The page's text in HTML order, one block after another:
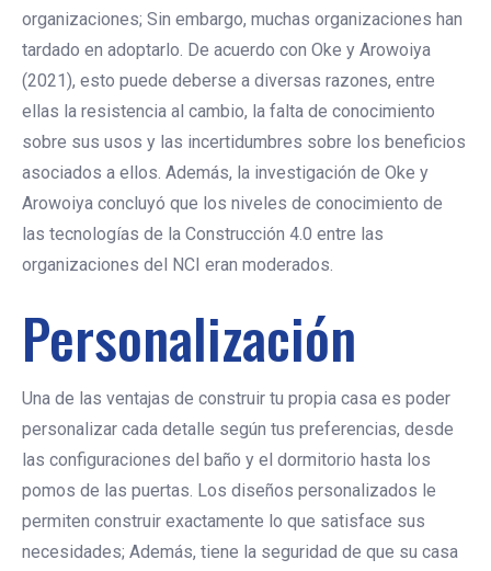
organizaciones; Sin embargo, muchas organizaciones han
tardado en adoptarlo. De acuerdo con Oke y Arowoiya
(2021), esto puede deberse a diversas razones, entre
ellas la resistencia al cambio, la falta de conocimiento
sobre sus usos y las incertidumbres sobre los beneficios
asociados a ellos. Además, la investigación de Oke y
Arowoiya concluyó que los niveles de conocimiento de
las tecnologías de la Construcción 4.0 entre las
organizaciones del NCI eran moderados.
Personalización
Una de las ventajas de construir tu propia casa es poder
personalizar cada detalle según tus preferencias, desde
las configuraciones del baño y el dormitorio hasta los
pomos de las puertas. Los diseños personalizados le
permiten construir exactamente lo que satisface sus
necesidades; Además, tiene la seguridad de que su casa